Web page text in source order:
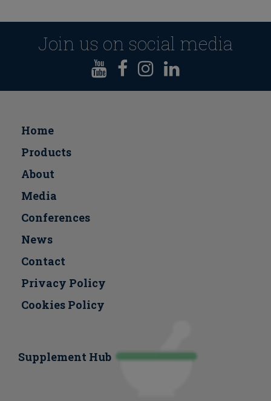
Join us on social media
Home
Products
About
Media
Conferences
Νews
Contact
Privacy Policy
Cookies Policy
Supplement Hub